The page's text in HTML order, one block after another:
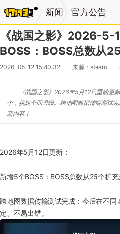
新闻 官方公告
《战国之影》2026-5-
BOSS：BOSS总数从
2026-05-12 15:40:32 来源：steam
《战国之影》2026年5月12日重磅更
个，挑战全面升级。跨地图数据传输测试
新内容！
2026年5月12日更新：
新增5个BOSS：BOSS总数从25个扩充
跨地图数据传输测试完成：今后在不
定、不易出错。